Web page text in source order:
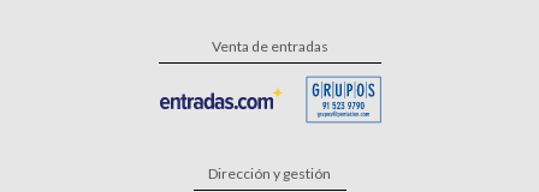
Venta de entradas
Dirección y gestión